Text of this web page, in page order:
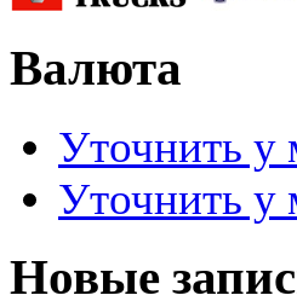
Валюта
Уточнить у
Уточнить у
Новые